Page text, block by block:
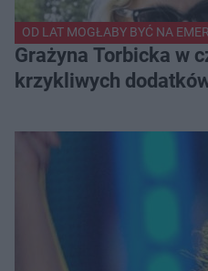
OD LAT MOGŁABY BYĆ NA
Grażyna Torbicka w
krzykliwych